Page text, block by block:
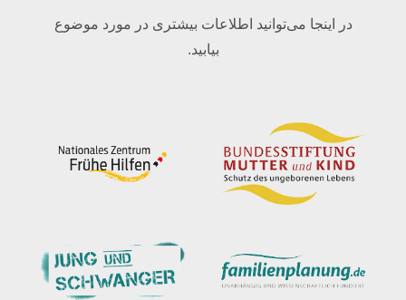
در اینجا می‌توانید اطلاعات بیشتری در مورد موضوع
بیابید.